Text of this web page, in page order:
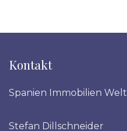
Kontakt
Spanien Immobilien Welt
Stefan Dillschneider